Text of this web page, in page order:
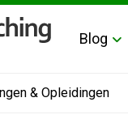
Blog
& Opleidingen